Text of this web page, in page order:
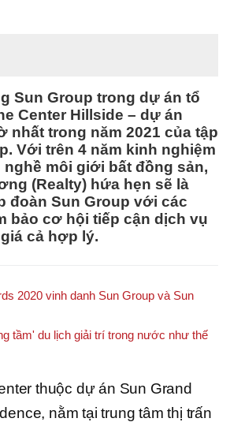
Sun Group trong dự án tổ
Center Hillside – dự án
nhất trong năm 2021 của tập
Với trên 4 năm kinh nghiệm
môi giới bất đồng sản,
(Realty) hứa hẹn sẽ là
đoàn Sun Group với các
bảo cơ hội tiếp cận dịch vụ
cả hợp lý.
2020 vinh danh Sun Group và Sun
tầm' du lịch giải trí trong nước như thế
thuộc dự án Sun Grand
nằm tại trung tâm thị trấn